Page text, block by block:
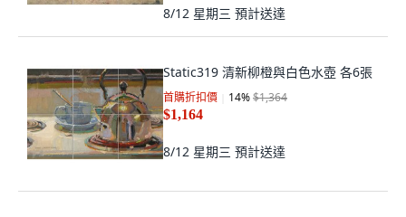
8/12 星期三 預計送達
Static319 清新柳橙與白色水壺 各6張
首購折扣價 14%$1,364
$1,164
8/12 星期三 預計送達